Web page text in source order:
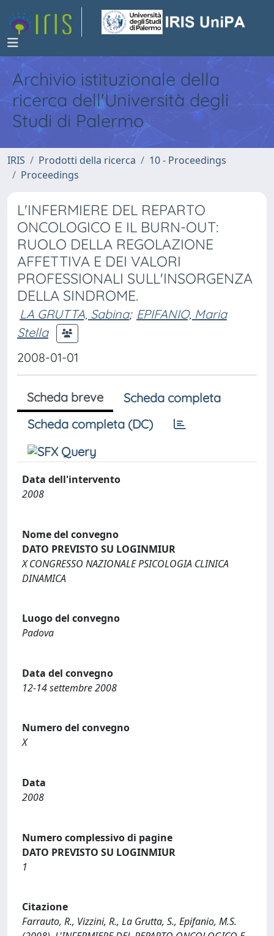
Archivio istituzionale della
ricerca dell'Università degli
Studi di Palermo
IRIS Prodotti della ricerca
10 - Proceedings
Proceedings
L'INFERMIERE DEL REPARTO
ONCOLOGICO E IL BURN-OUT:
RUOLO DELLA REGOLAZIONE
AFFETTIVA E DEI VALORI
PROFESSIONALI SULL'INSORGENZA
DELLA SINDROME.
LA GRUTTA, Sabina; EPIFANIO, Maria
Stella
2008-01-01
Scheda breve
Scheda completa
Scheda completa (DC)
Data dell'intervento
2008
Nome del convegno
DATO PREVISTO SU LOGINMIUR
X CONGRESSO NAZIONALE PSICOLOGIA CLINICA
DINAMICA
Luogo del convegno
Padova
Data del convegno
12-14 settembre 2008
Numero del convegno
X
Data
2008
Numero complessivo di pagine
DATO PREVISTO SU LOGINMIUR
1
Citazione
Farrauto, R., Vizzini, R., La Grutta, S., Epifanio, M.S.